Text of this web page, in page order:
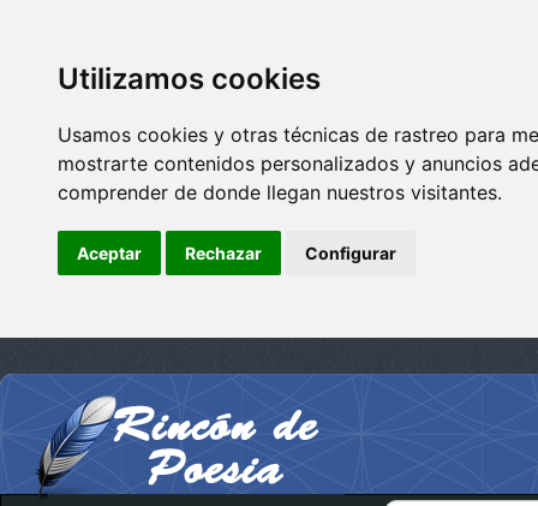
Utilizamos cookies
Usamos cookies y otras técnicas de rastreo para
mostrarte contenidos personalizados y anuncios
comprender de donde llegan nuestros visitantes.
Aceptar Rechazar Configurar